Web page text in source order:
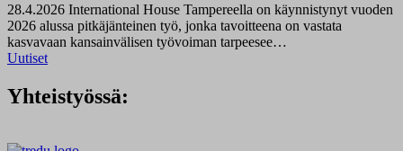
28.4.2026 International House Tampereella on käynnistynyt vuoden
2026 alussa pitkäjänteinen työ, jonka tavoitteena on vastata
kasvavaan kansainvälisen työvoiman tarpeesee…
Uutiset
Yhteistyössä: